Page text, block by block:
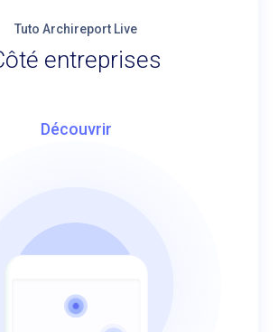
Tuto Archireport Live
entreprises
Découvrir